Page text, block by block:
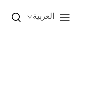
العربية